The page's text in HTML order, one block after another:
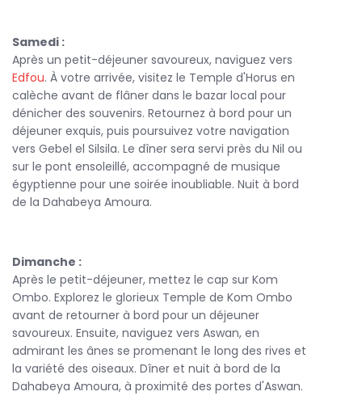
Samedi :
Après un petit-déjeuner savoureux, naviguez vers
Edfou. À votre arrivée, visitez le Temple d'Horus en
calèche avant de flâner dans le bazar local pour
dénicher des souvenirs. Retournez à bord pour un
déjeuner exquis, puis poursuivez votre navigation
vers Gebel el Silsila. Le dîner sera servi près du Nil ou
sur le pont ensoleillé, accompagné de musique
égyptienne pour une soirée inoubliable. Nuit à bord
de la Dahabeya Amoura.
Dimanche :
Après le petit-déjeuner, mettez le cap sur Kom
Ombo. Explorez le glorieux Temple de Kom Ombo
avant de retourner à bord pour un déjeuner
savoureux. Ensuite, naviguez vers Aswan, en
admirant les ânes se promenant le long des rives et
la variété des oiseaux. Dîner et nuit à bord de la
Dahabeya Amoura, à proximité des portes d'Aswan.